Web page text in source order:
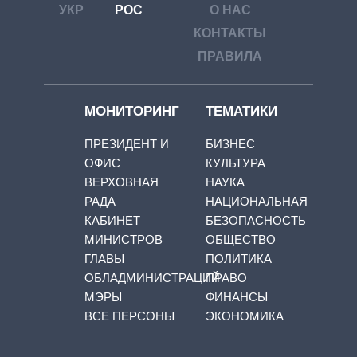
УКР РОС
О НАС
КОНТАКТЫ
ПРАВИЛА
МОНИТОРИНГ
ПРЕЗИДЕНТ И
ОФИС
ВЕРХОВНАЯ
РАДА
КАБИНЕТ
МИНИСТРОВ
ГЛАВЫ
ОБЛАДМИНИСТРАЦИЙ
МЭРЫ
ВСЕ ПЕРСОНЫ
ТЕМАТИКИ
БИЗНЕС
КУЛЬТУРА
НАУКА
НАЦИОНАЛЬНАЯ
БЕЗОПАСНОСТЬ
ОБЩЕСТВО
ПОЛИТИКА
ПРАВО
ФИНАНСЫ
ЭКОНОМИКА